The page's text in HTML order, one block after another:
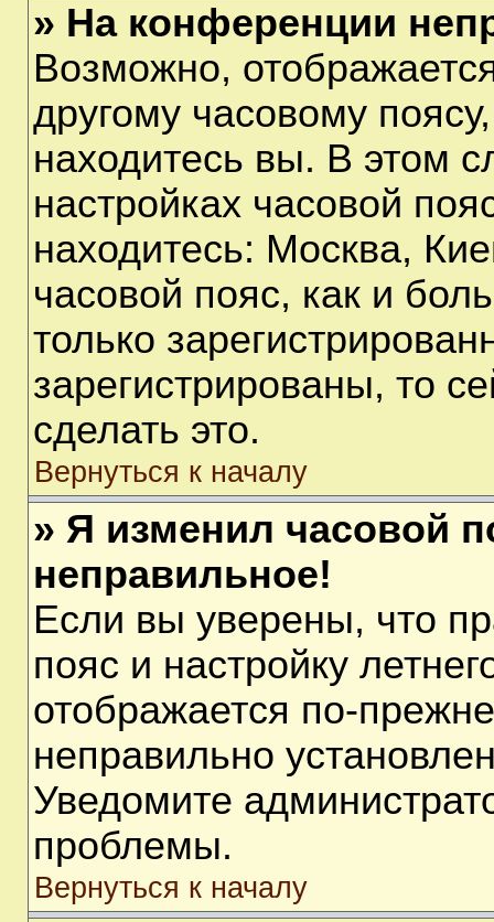
» На конференции
Возможно,
другому часовому
находитесь вы. В этом
настройках часовой
находитесь: Москва,
часовой пояс, как и
только
зарегистрированы, то
сделать это.
Вернуться к началу
» Я изменил часовой
неправильное!
Если вы уверены, что
пояс и настройку
отображается по-
неправильно
Уведомите
проблемы.
Вернуться к началу